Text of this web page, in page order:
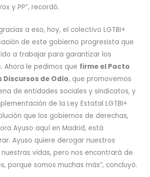
y PP”, recordó.
a eso, hoy, el colectivo LGTBI+
de este gobierno progresista que
a trabajar para garantizar los
Ahora le pedimos que firme el Pacto
de Odio, que promovemos
de entidades sociales y sindicatos, y
de la Ley Estatal LGTBI+
que los gobiernos de derechas,
Ayuso aquí en Madrid, está
Ayuso quiere derogar nuestros
vidas, pero nos encontrará de
porque somos muchas más”, concluyó.